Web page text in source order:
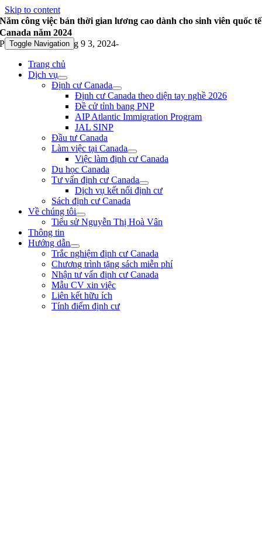
Skip to content
Toggle Navigation
Trang chủ
Dịch vụ
Định cư Canada
Định cư Canada theo diện tay nghề 2026
Đề cử tỉnh bang PNP
AIP Atlantic Immigration Program
JAL SINP
Đầu tư Canada
Làm việc tại Canada
Việc làm định cư Canada
Du học Canada
Tư vấn định cư Canada
Dịch vụ kết nối định cư
Sách định cư Canada
Về chúng tôi
Tiểu sử Nguyễn Thị Hoà Vân
Thông tin
Hướng dẫn
Trắc nghiệm định cư Canada
Chương trình tặng sách miễn phí
Nhận tư vấn định cư Canada
Mẫu CV xin việc
Liên kết hữu ích
Tính điểm định cư
Năm công việc bán thời gian lương cao dành cho sinh viên quốc tế
Canada năm 2024
Published On: Tháng 9 3, 2024-